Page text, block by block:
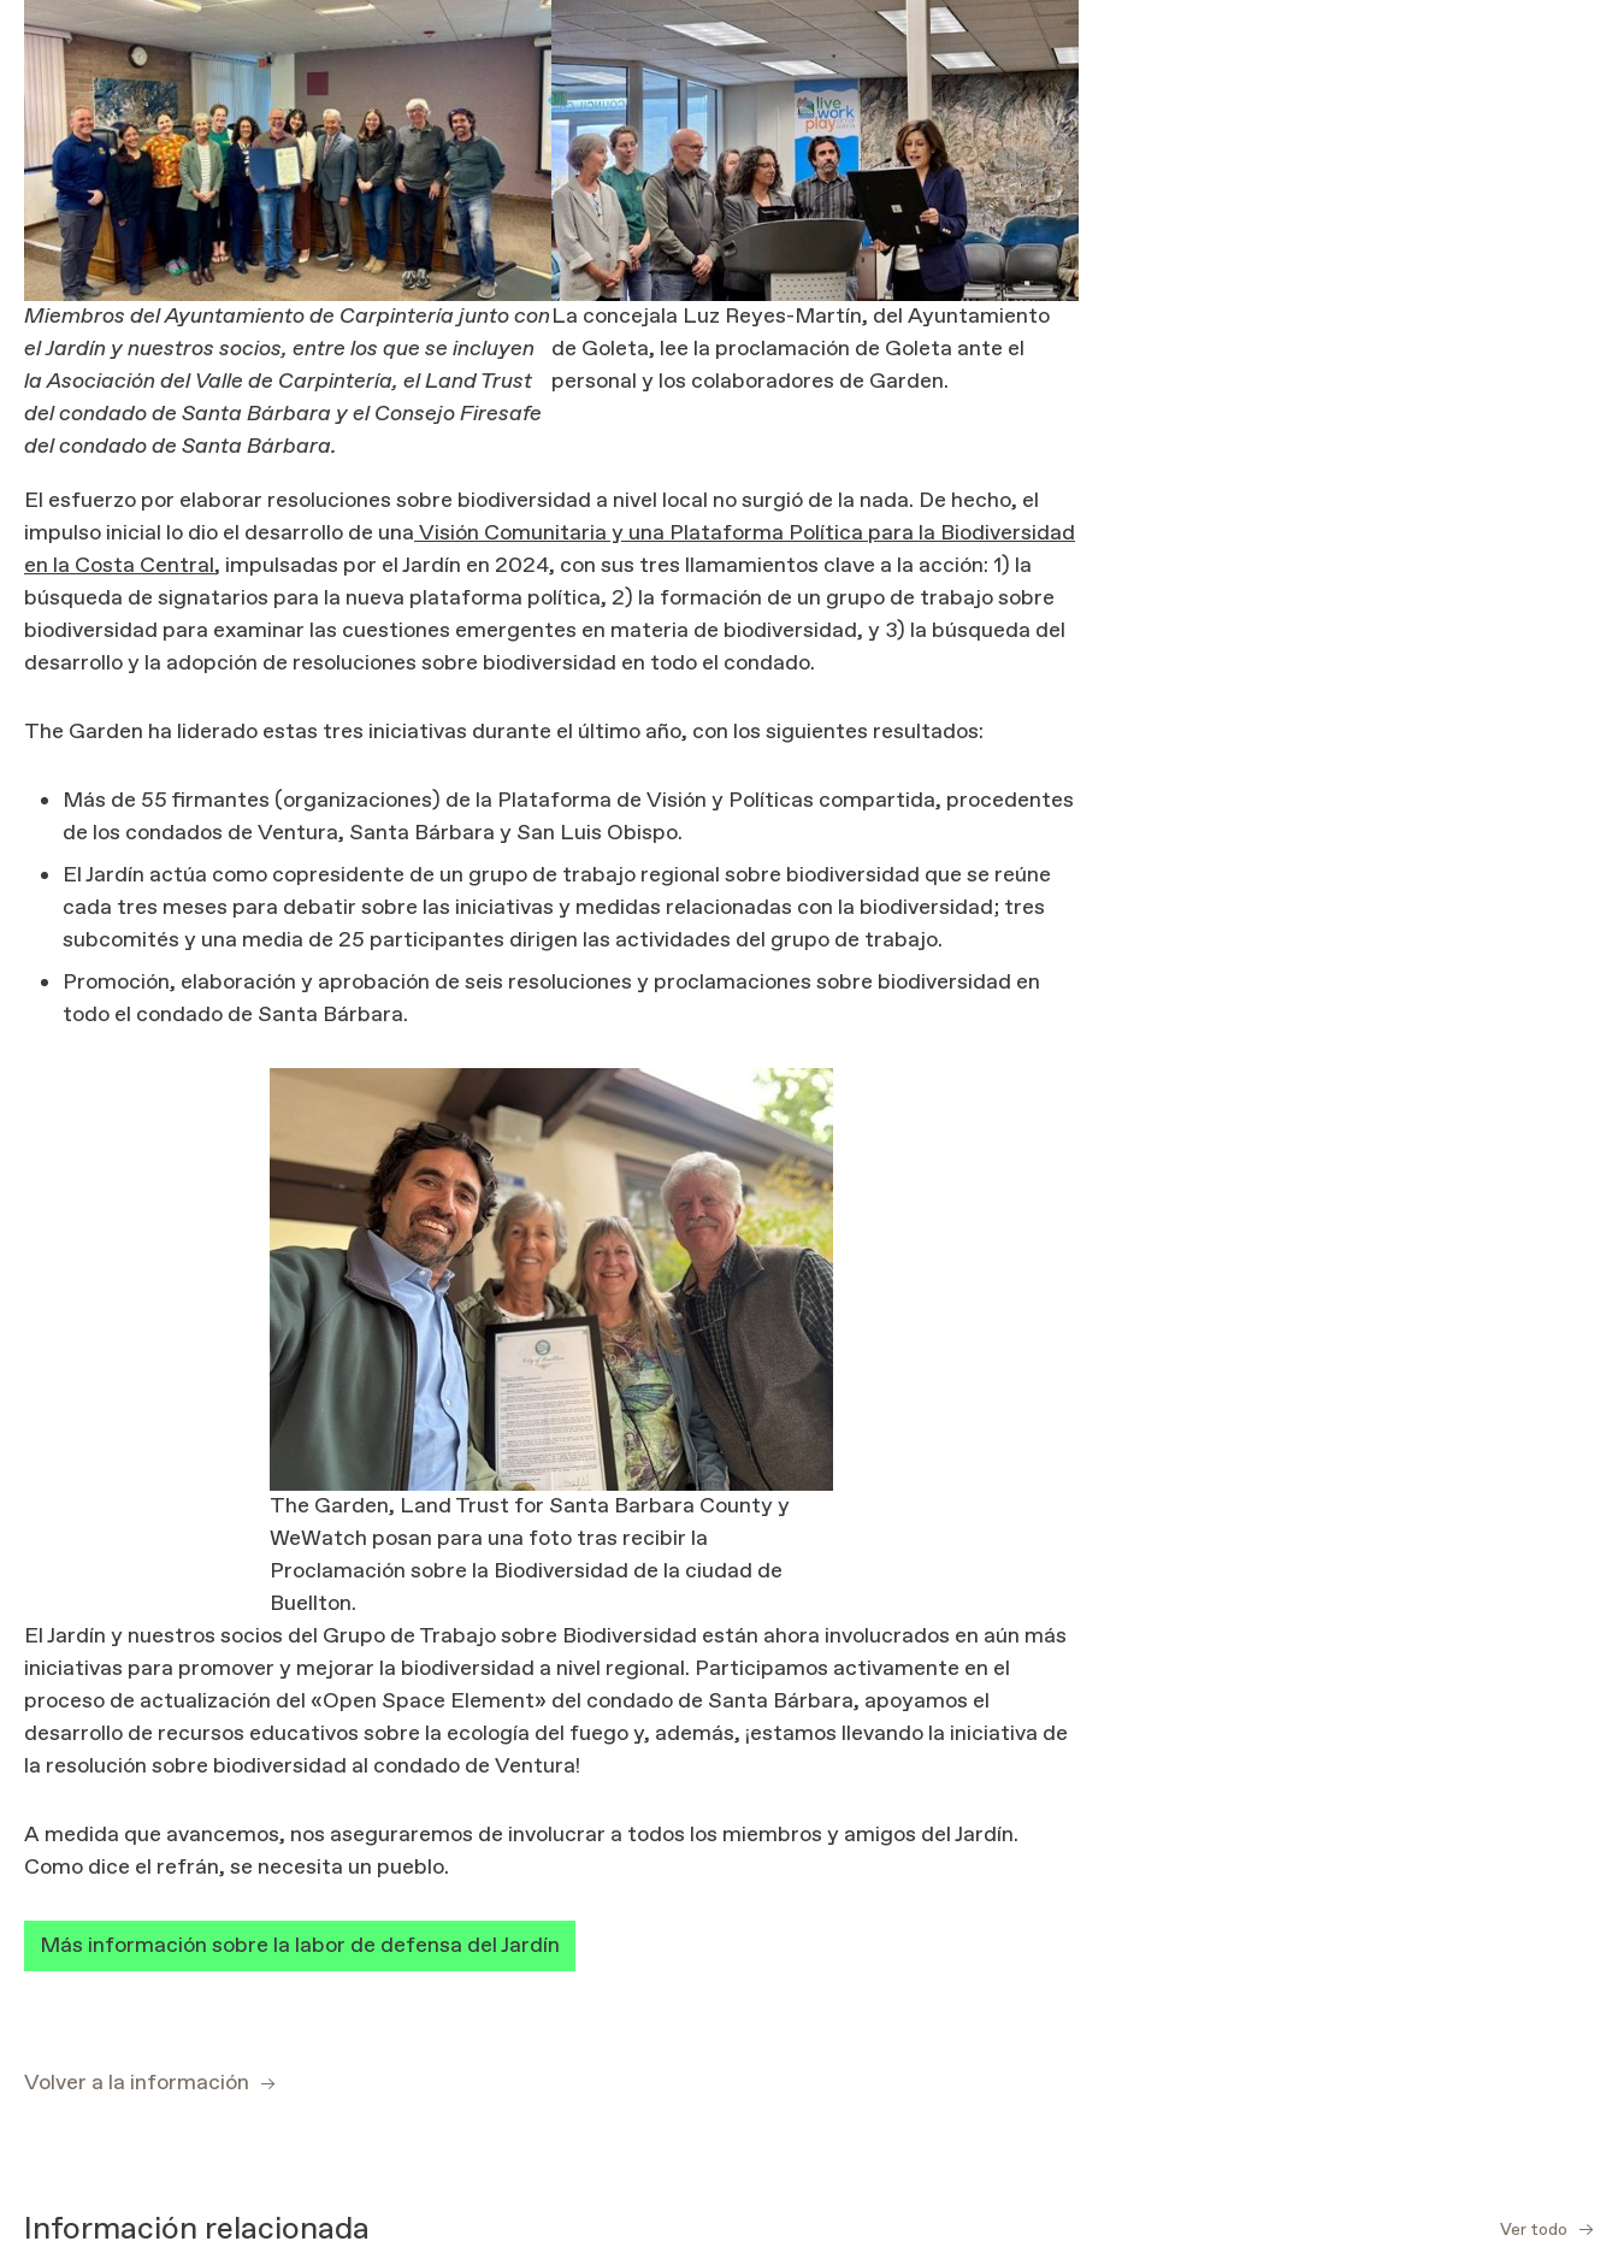
Miembros del Ayuntamiento de Carpintería junto con
el Jardín y nuestros socios, entre los que se incluyen
la Asociación del Valle de Carpintería, el Land Trust
del condado de Santa Bárbara y el Consejo Firesafe
del condado de Santa Bárbara.
La concejala Luz Reyes-Martín, del Ayuntamiento
de Goleta, lee la proclamación de Goleta ante el
personal y los colaboradores de Garden.
El esfuerzo por elaborar resoluciones sobre biodiversidad a nivel local no surgió de la nada. De hecho, el
impulso inicial lo dio el desarrollo de unaVisión Comunitaria y una Plataforma Política para la Biodiversidad
en la Costa Central, impulsadas por el Jardín en 2024, con sus tres llamamientos clave a la acción: 1) la
búsqueda de signatarios para la nueva plataforma política, 2) la formación de un grupo de trabajo sobre
biodiversidad para examinar las cuestiones emergentes en materia de biodiversidad, y 3) la búsqueda del
desarrollo y la adopción de resoluciones sobre biodiversidad en todo el condado.
The Garden ha liderado estas tres iniciativas durante el último año, con los siguientes resultados:
Más de 55 firmantes (organizaciones) de la Plataforma de Visión y Políticas compartida, procedentes
de los condados de Ventura, Santa Bárbara y San Luis Obispo.
El Jardín actúa como copresidente de un grupo de trabajo regional sobre biodiversidad que se reúne
cada tres meses para debatir sobre las iniciativas y medidas relacionadas con la biodiversidad; tres
subcomités y una media de 25 participantes dirigen las actividades del grupo de trabajo.
Promoción, elaboración y aprobación de seis resoluciones y proclamaciones sobre biodiversidad en
todo el condado de Santa Bárbara.
The Garden, Land Trust for Santa Barbara County y
WeWatch posan para una foto tras recibir la
Proclamación sobre la Biodiversidad de la ciudad de
Buellton.
El Jardín y nuestros socios del Grupo de Trabajo sobre Biodiversidad están ahora involucrados en aún más
iniciativas para promover y mejorar la biodiversidad a nivel regional. Participamos activamente en el
proceso de actualización del «Open Space Element» del condado de Santa Bárbara, apoyamos el
desarrollo de recursos educativos sobre la ecología del fuego y, además, ¡estamos llevando la iniciativa de
la resolución sobre biodiversidad al condado de Ventura!
A medida que avancemos, nos aseguraremos de involucrar a todos los miembros y amigos del Jardín.
Como dice el refrán, se necesita un pueblo.
Más información sobre la labor de defensa del Jardín
Volver a la información
Información relacionada Ver todo